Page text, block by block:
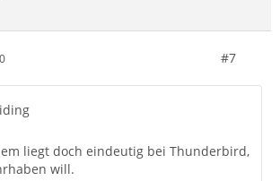
#7
liegt doch eindeutig bei Thunderbird,
will.